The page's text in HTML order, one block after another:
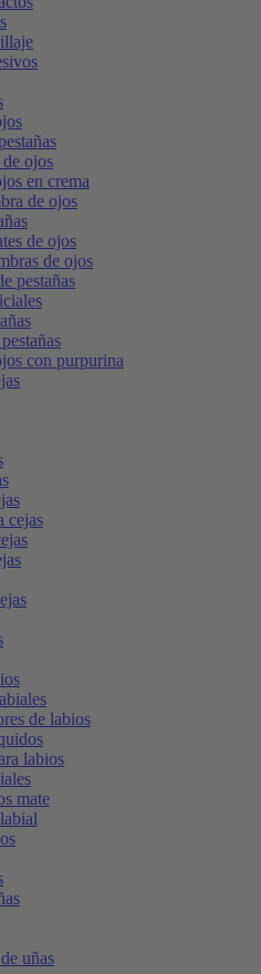
ojos
en crema
de ojos
de ojos
de ojos
pestañas
con purpurina
cejas
de labios
labios
mate
uñas